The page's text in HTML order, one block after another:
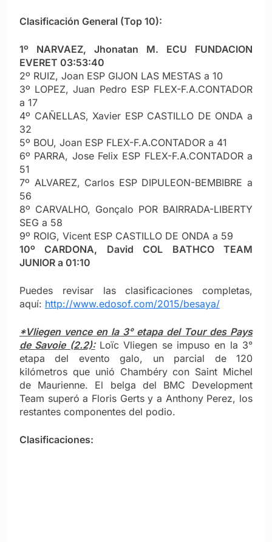
Clasificación General (Top 10):
1º NARVAEZ, Jhonatan M. ECU FUNDACION
EVERET 03:53:40
2º RUIZ, Joan ESP GIJON LAS MESTAS a 10
3º LOPEZ, Juan Pedro ESP FLEX-F.A.CONTADOR
a 17
4º CAÑELLAS, Xavier ESP CASTILLO DE ONDA a
32
5º BOU, Joan ESP FLEX-F.A.CONTADOR a 41
6º PARRA, Jose Felix ESP FLEX-F.A.CONTADOR a
51
7º ALVAREZ, Carlos ESP DIPULEON-BEMBIBRE a
56
8º CARVALHO, Gonçalo POR BAIRRADA-LIBERTY
SEG a 58
9º ROIG, Vicent ESP CASTILLO DE ONDA a 59
10º CARDONA, David COL BATHCO TEAM
JUNIOR a 01:10
Puedes revisar las clasificaciones completas,
aquí: http://www.edosof.com/2015/besaya/
*Vliegen vence en la 3° etapa del Tour des Pays
de Savoie (2.2):Loïc Vliegen se impuso en la 3°
etapa del evento galo, un parcial de 120
kilómetros que unió Chambéry con Saint Michel
de Maurienne. El belga del BMC Development
Team superó a Floris Gerts y a Anthony Perez, los
restantes componentes del podio.
Clasificaciones: